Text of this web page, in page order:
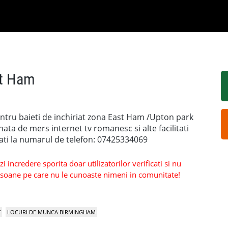
Ham
baieti de inchiriat zona East Ham /Upton park
de mers internet tv romanesc si alte facilitati
la numarul de telefon: 07425334069
incredere sporita doar utilizatorilor verificati si nu
pe care nu le cunoaste nimeni in comunitate!
LOCURI DE MUNCA BIRMINGHAM